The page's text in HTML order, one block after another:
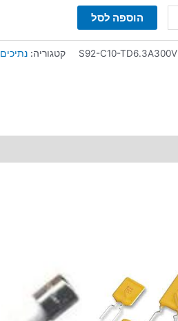
הוספה לסל
S92-C10-TD6.3A300V קטגוריה: נתיכים